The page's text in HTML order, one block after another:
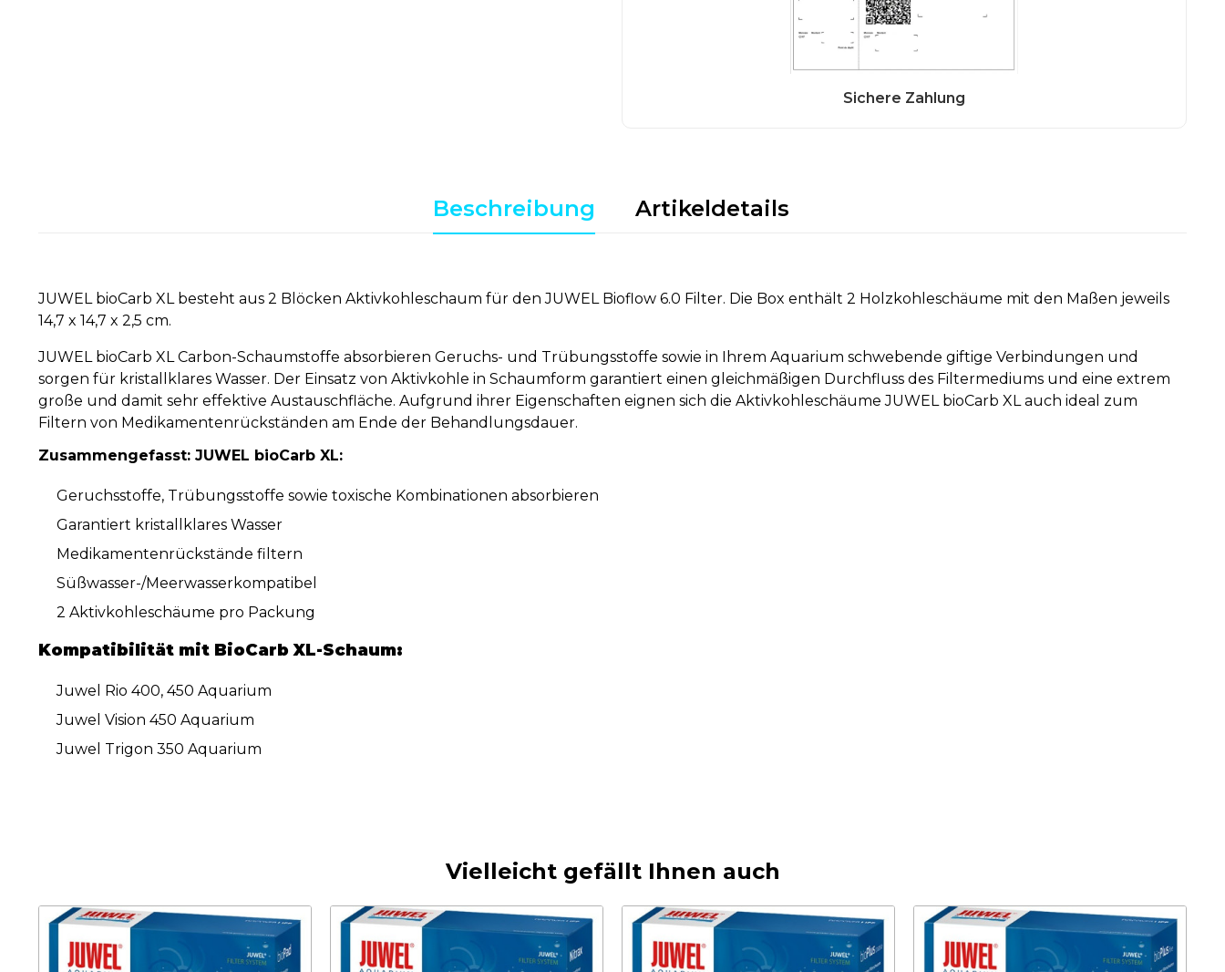
Beschreibung Artikeldetails
JUWEL bioCarb XL besteht aus 2 Blöcken Aktivkohleschaum für den JUWEL Bioflow 6.0 Filter. Die Box enthält 2 Holzkohleschäume mit den Maßen jeweils
14,7 x 14,7 x 2,5 cm.
JUWEL bioCarb XL Carbon-Schaumstoffe absorbieren Geruchs- und Trübungsstoffe sowie in Ihrem Aquarium schwebende giftige Verbindungen und
sorgen für kristallklares Wasser. Der Einsatz von Aktivkohle in Schaumform garantiert einen gleichmäßigen Durchfluss des Filtermediums und eine extrem
große und damit sehr effektive Austauschfläche. Aufgrund ihrer Eigenschaften eignen sich die Aktivkohleschäume JUWEL bioCarb XL auch ideal zum
Filtern von Medikamentenrückständen am Ende der Behandlungsdauer.
Zusammengefasst: JUWEL bioCarb XL:
Geruchsstoffe, Trübungsstoffe sowie toxische Kombinationen absorbieren
Garantiert kristallklares Wasser
Medikamentenrückstände filtern
Süßwasser-/Meerwasserkompatibel
2 Aktivkohleschäume pro Packung
Kompatibilität mit BioCarb XL-Schaum:
Juwel Rio 400, 450 Aquarium
Juwel Vision 450 Aquarium
Juwel Trigon 350 Aquarium
Vielleicht gefällt Ihnen auch